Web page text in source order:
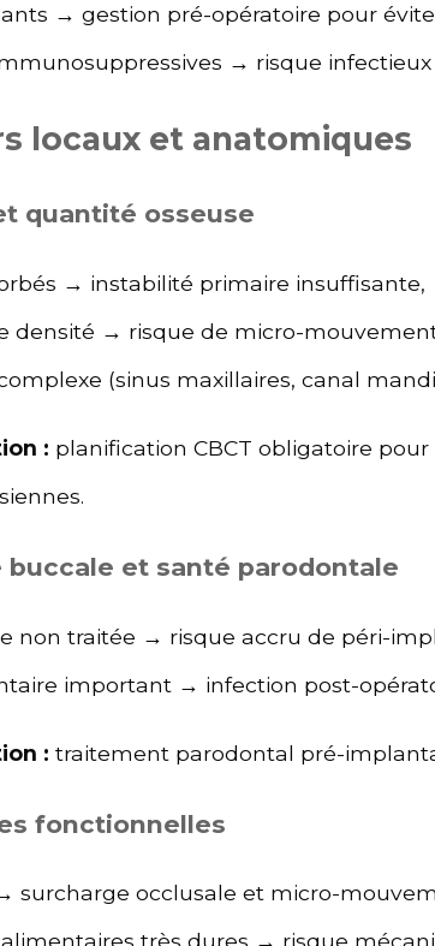
→ gestion pré-opératoire pour
→ risque infectieux
locaux et anatomiques
quantité osseuse
→ instabilité primaire insuffisante,
densité → risque de micro-
(sinus maxillaires, canal
: planification CBCT obligatoire
buccale et santé parodontale
non traitée → risque accru de péri-
important → infection post-
: traitement parodontal pré-
fonctionnelles
surcharge occlusale et micro-